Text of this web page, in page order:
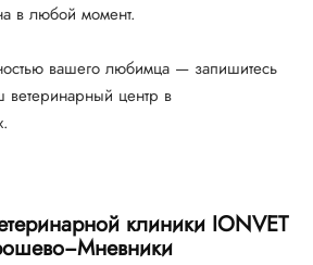
в любой момент.
вашего любимца — запишитесь
центр в
клиники IONVET